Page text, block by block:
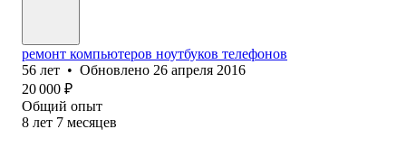
ремонт компьютеров ноутбуков телефонов
56 лет • Обновлено 26 апреля 2016
20 000 ₽
Общий опыт
8 лет 7 месяцев